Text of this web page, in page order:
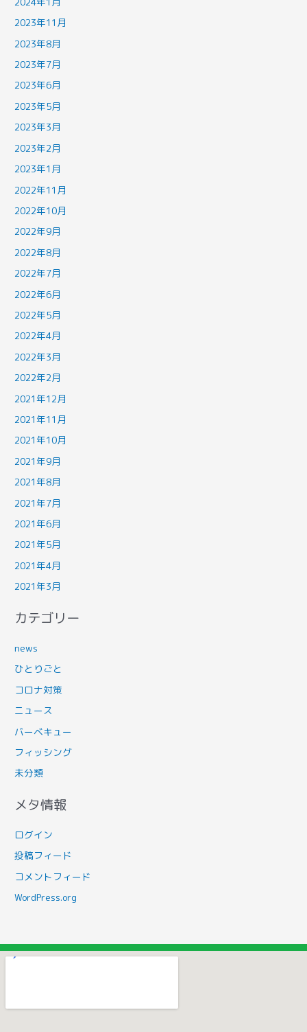
2023年11月
2023年8月
2023年7月
2023年6月
2023年5月
2023年3月
2023年2月
2023年1月
2022年11月
2022年10月
2022年9月
2022年8月
2022年7月
2022年6月
2022年5月
2022年4月
2022年3月
2022年2月
2021年12月
2021年11月
2021年10月
2021年9月
2021年8月
2021年7月
2021年6月
2021年5月
2021年4月
2021年3月
カテゴリー
news
ひとりごと
コロナ対策
ニュース
バーベキュー
フィッシング
未分類
メタ情報
ログイン
投稿フィード
コメントフィード
WordPress.org